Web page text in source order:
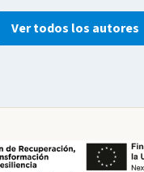
Ver todos los autores